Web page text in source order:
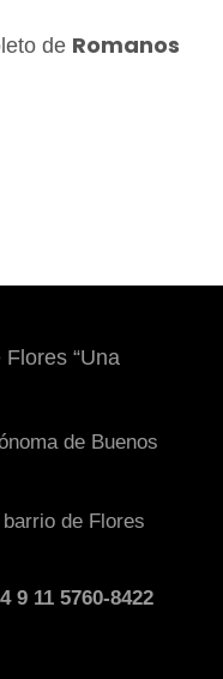
de Romanos
“Una
de Buenos
de Flores
9 11 5760-8422